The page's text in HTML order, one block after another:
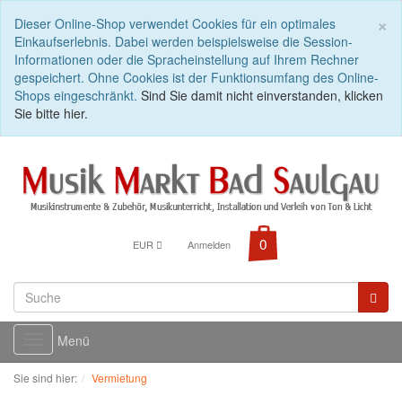
×
Dieser Online-Shop verwendet Cookies für ein optimales
Einkaufserlebnis. Dabei werden beispielsweise die Session-
Informationen oder die Spracheinstellung auf Ihrem Rechner
gespeichert. Ohne Cookies ist der Funktionsumfang des Online-
Shops eingeschränkt. Sind Sie damit nicht einverstanden, klicken
Sie bitte hier.
EUR Anmelden
Toggle
navigation
Menü
Sie sind hier: Vermietung